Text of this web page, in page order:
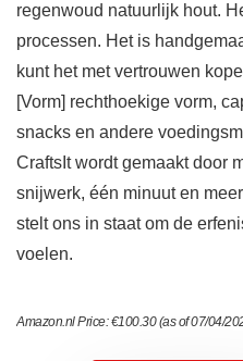
regenwoud natuurlijk hout.
processen. Het is
kunt het met vertrouwen
[Vorm] rechthoekige vorm,
snacks en andere
CraftsIt wordt gemaakt door
snijwerk, één minuut en
stelt ons in staat om de
voelen.
Amazon.nl Price:€100.30(as of 07/04/